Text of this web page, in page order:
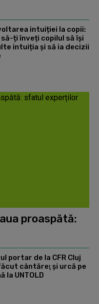
intuiției la copii:
să-ți înveți copilul să își
intuiția și să ia decizii
proaspătă:
portar de la CFR Cluj
cântăreţ şi urcă pe
la UNTOLD